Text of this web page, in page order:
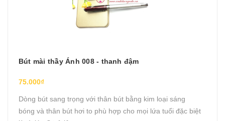
Bút mài thầy Ánh 008 - thanh đậm
75.000₫
Dòng bút sang trọng với thân bút bằng kim loại sáng
bóng và thân bút hơi to phù hợp cho mọi lứa tuổi đặc biệt